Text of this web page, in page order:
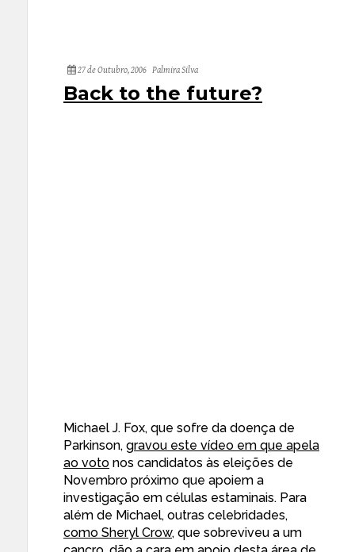
27 de Outubro, 2006 Palmira Silva
Back to the future?
Michael J. Fox, que sofre da doença de
Parkinson, gravou este vídeo em que apela
ao voto nos candidatos às eleições de
Novembro próximo que apoiem a
investigação em células estaminais. Para
além de Michael, outras celebridades,
como Sheryl Crow, que sobreviveu a um